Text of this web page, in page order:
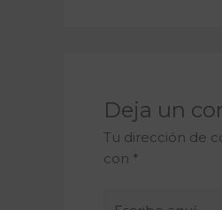
Deja un
Tu dirección de
con *